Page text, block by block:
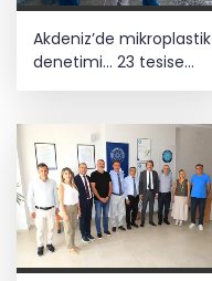
Akdeniz’de mikroplastik
denetimi... 23 tesise
47,6 milyon TL ceza!